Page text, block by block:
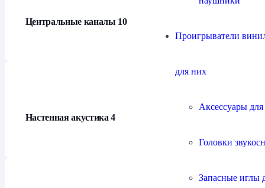
Проигрыватели
для них
Аксессуары
Головки
Запасные иглы
Центральные каналы 10
Настенная акустика4